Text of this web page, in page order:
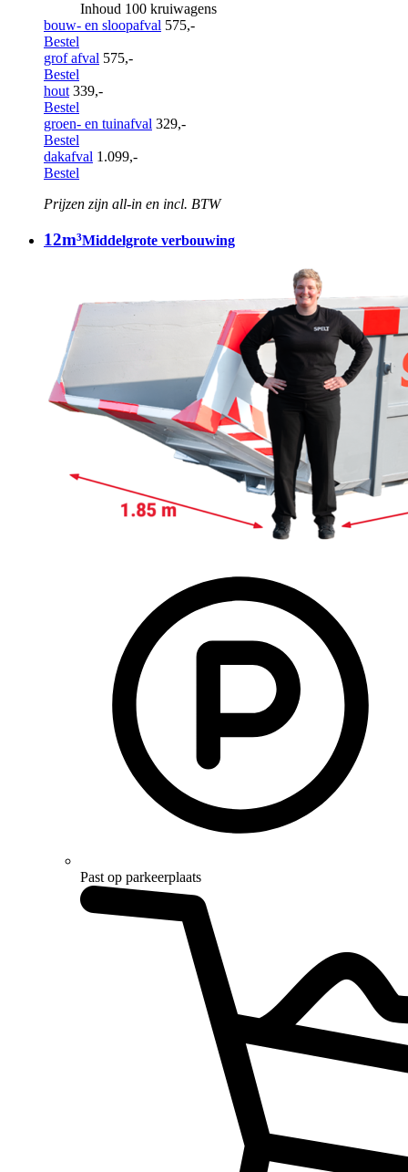
Inhoud 100 kruiwagens
bouw- en sloopafval 575,-
Bestel
grof afval 575,-
Bestel
hout 339,-
Bestel
groen- en tuinafval 329,-
Bestel
dakafval 1.099,-
Bestel
Prijzen zijn all-in en incl. BTW
12m³Middelgrote verbouwing
Past op parkeerplaats